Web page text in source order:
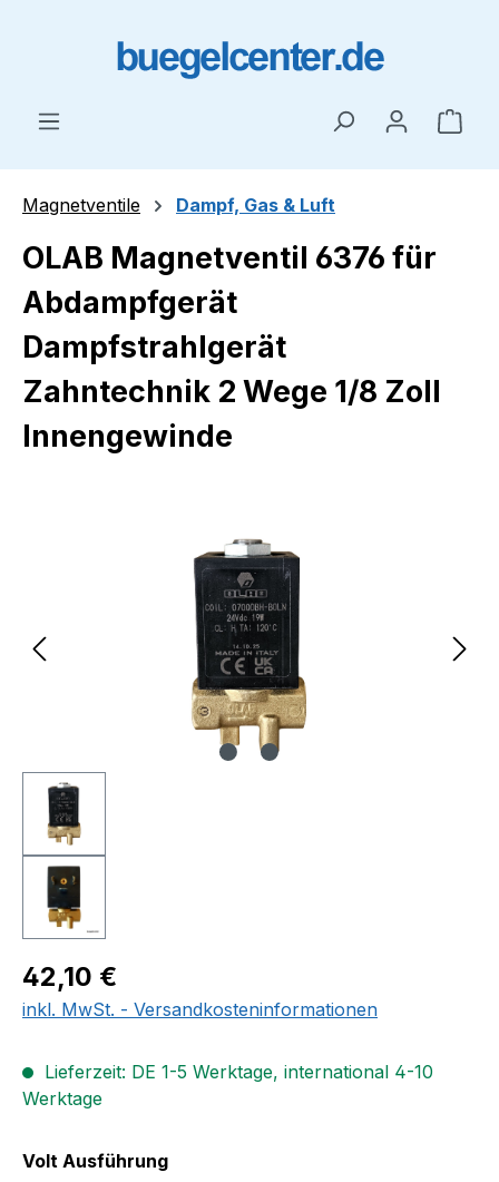
Magnetventile Dampf, Gas & Luft
OLAB Magnetventil 6376 für
Abdampfgerät
Dampfstrahlgerät
Zahntechnik 2 Wege 1/8 Zoll
Innengewinde
Bildergalerie überspringen
Regulärer Preis:
42,10 €
inkl. MwSt. - Versandkosteninformationen
Lieferzeit: DE 1-5 Werktage, international 4-10
Werktage
Volt Ausführungauswählen